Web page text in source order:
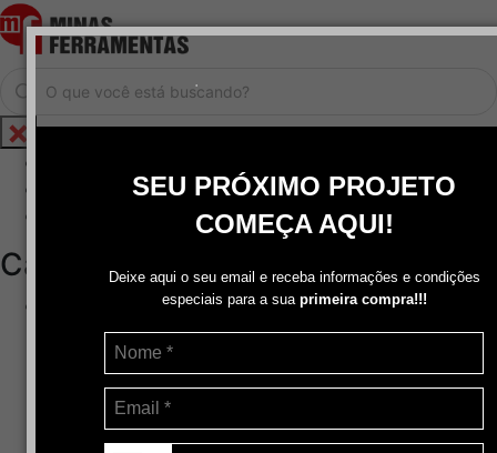
.
SEU PRÓXIMO PROJETO
COMEÇA AQUI!
Deixe aqui o seu email e receba informações e condições
especiais para a sua primeira compra!!!
Cadastrar / Logar
Central de Atendimento
Categorias
Disco de Corte
Disco de Corte e Desbaste-Dupla Aplicação
Disco de Desbaste
Escovas de Aço
Escovas de Latão